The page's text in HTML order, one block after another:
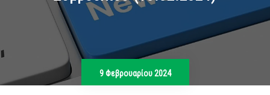
9 Φεβρουαρίου 2024